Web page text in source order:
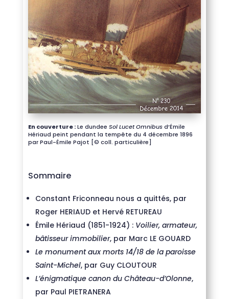
En couverture :Le dundee Sol Lucet Omnibusd’Émile
Hériaud peint pendant la tempête du 4 décembre 1896
par Paul-Émile Pajot [© coll. particulière]
Sommaire
Constant Friconneau nous a quittés, par
Roger HERIAUD et Hervé RETUREAU
Émile Hériaud (1851-1924) : Voilier, armateur,
bâtisseur immobilier, par Marc LE GOUARD
Le monument aux morts 14/18 de la paroisse
Saint-Michel, par Guy CLOUTOUR
L’énigmatique canon du Château-d’Olonne,
par Paul PIETRANERA